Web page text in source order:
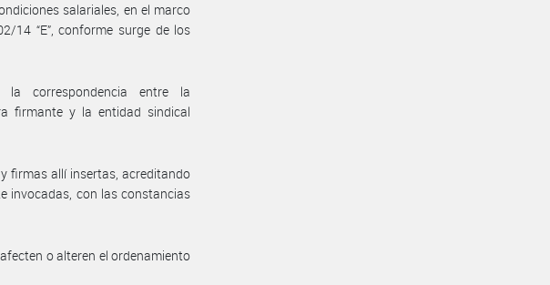
salariales, en el marco
14 “E”, conforme surge de los
correspondencia entre la
firmante y la entidad sindical
firmas allí insertas, acreditando
invocadas, con las constancias
o alteren el ordenamiento